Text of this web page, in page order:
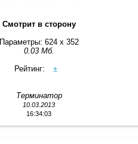
Смотрит в сторону
Параметры: 624 x 352
0.03 Мб.
Рейтинг:
±
Терминатор
10.03.2013
16:34:03